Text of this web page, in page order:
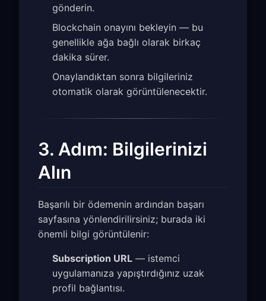
gönderin.
Blockchain onayını bekleyin — bu
genellikle ağa bağlı olarak birkaç
dakika sürer.
Onaylandıktan sonra bilgileriniz
otomatik olarak görüntülenecektir.
3. Adım: Bilgilerinizi
Alın
Başarılı bir ödemenin ardından başarı
sayfasına yönlendirilirsiniz; burada iki
önemli bilgi görüntülenir:
Subscription URL — istemci
uygulamanıza yapıştırdığınız uzak
profil bağlantısı.